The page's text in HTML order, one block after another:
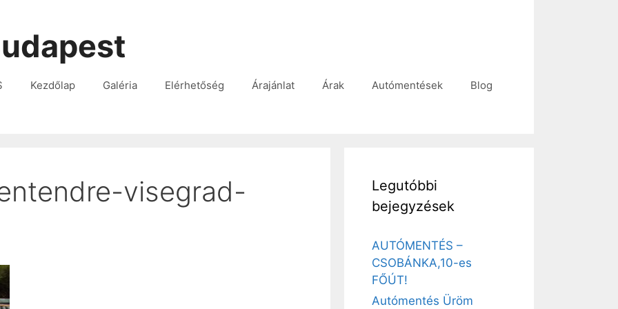
Kezdőlap Galéria Elérhetőség Árajánlat Árak Autómentések Blog
visegrad-
Legutóbbi
bejegyzések
AUTÓMENTÉS –
CSOBÁNKA,10-es
FŐÚT!
Autómentés Üröm